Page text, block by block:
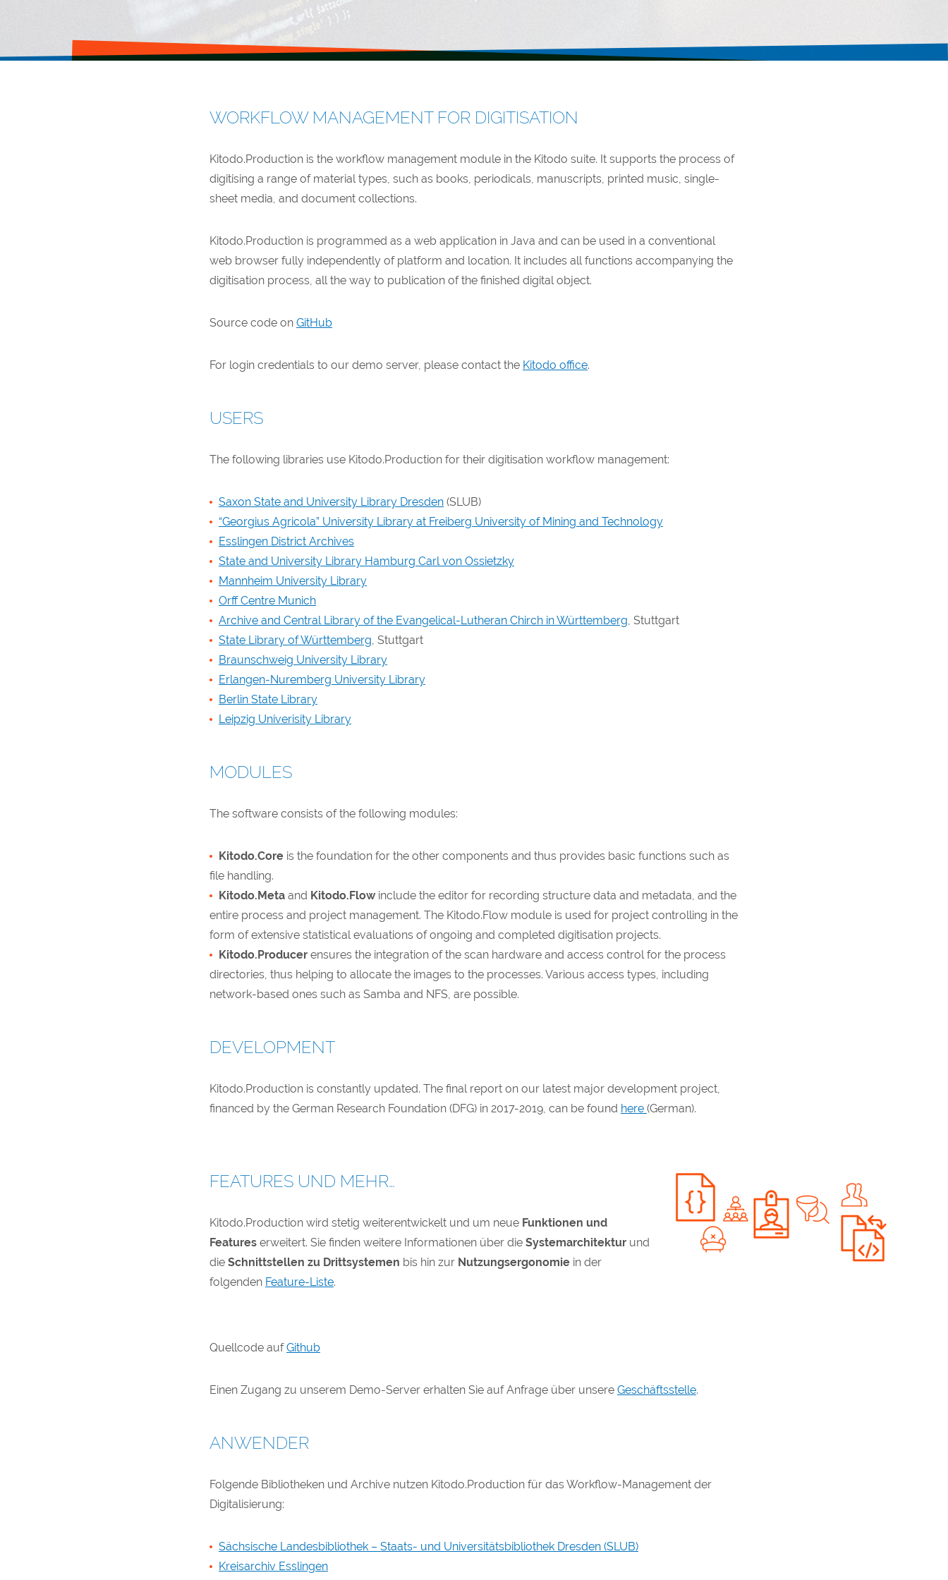
WORKFLOW MANAGEMENT FOR DIGITISATION
Kitodo.Production is the workflow management module in the Kitodo suite. It supports the process of
digitising a range of material types, such as books, periodicals, manuscripts, printed music, single-
sheet media, and document collections.
Kitodo.Production is programmed as a web application in Java and can be used in a conventional
web browser fully independently of platform and location. It includes all functions accompanying the
digitisation process, all the way to publication of the finished digital object.
Source code on GitHub
For login credentials to our demo server, please contact the Kitodo office.
USERS
The following libraries use Kitodo.Production for their digitisation workflow management:
Saxon State and University Library Dresden (SLUB)
“Georgius Agricola” University Library at Freiberg University of Mining and Technology
Esslingen District Archives
State and University Library Hamburg Carl von Ossietzky
Mannheim University Library
Orff Centre Munich
Archive and Central Library of the Evangelical-Lutheran Chirch in Württemberg, Stuttgart
State Library of Württemberg, Stuttgart
Braunschweig University Library
Erlangen-Nuremberg University Library
Berlin State Library
Leipzig Univerisity Library
MODULES
The software consists of the following modules:
Kitodo.Core is the foundation for the other components and thus provides basic functions such as
file handling.
Kitodo.Meta and Kitodo.Flowinclude the editor for recording structure data and metadata, and the
entire process and project management. The Kitodo.Flow module is used for project controlling in the
form of extensive statistical evaluations of ongoing and completed digitisation projects.
Kitodo.Producer ensures the integration of the scan hardware and access control for the process
directories, thus helping to allocate the images to the processes. Various access types, including
network-based ones such as Samba and NFS, are possible.
DEVELOPMENT
Kitodo.Production is constantly updated. The final report on our latest major development project,
financed by the German Research Foundation (DFG) in 2017-2019, can be found here (German).
FEATURES UND MEHR…
Kitodo.Production wird stetig weiterentwickelt und um neue Funktionen und
Features erweitert. Sie finden weitere Informationen über die Systemarchitektur und
die Schnittstellen zu Drittsystemen bis hin zur Nutzungsergonomie in der
folgenden Feature-Liste.
Quellcode aufGithub
Einen Zugang zu unserem Demo-Server erhalten Sie auf Anfrage über unsere Geschäftsstelle.
ANWENDER
Folgende Bibliotheken und Archive nutzen Kitodo.Production für das Workflow-Management der
Digitalisierung:
Sächsische Landesbibliothek – Staats- und Universitätsbibliothek Dresden (SLUB)
Kreisarchiv Esslingen